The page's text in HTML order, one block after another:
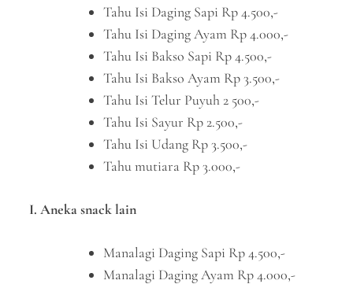
Tahu Isi Daging Sapi Rp 4.500,-
Tahu Isi Daging Ayam Rp 4.000,-
Tahu Isi Bakso Sapi Rp 4.500,-
Tahu Isi Bakso Ayam Rp 3.500,-
Tahu Isi Telur Puyuh 2 500,-
Tahu Isi Sayur Rp 2.500,-
Tahu Isi Udang Rp 3.500,-
Tahu mutiara Rp 3.000,-
I. Aneka snack lain
Manalagi Daging Sapi Rp 4.500,-
Manalagi Daging Ayam Rp 4.000,-